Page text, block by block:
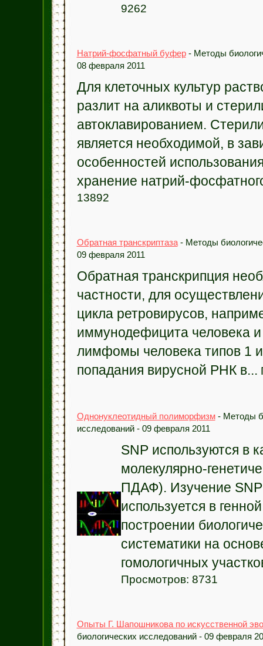
9262
Натрий-фосфатный буфер- Методы
08 февраля 2011
Для клеточных культур
разлит на аликвоты и
автоклавированием.
является необходимой, в
особенностей
хранение натрий-
13892
Обратная транскриптаза- Методы
09 февраля 2011
Обратная транскрипция
частности, для
цикла ретровирусов,
иммунодефицита человека и
лимфомы человека типов 1
попадания вирусной РНК в...
Однонуклеотидный полиморфизм- Методы
исследований - 09 февраля 2011
SNP используются в
молекулярно-
ПДАФ). Изучение
используется в
построении
систематики на
гомологичных
Просмотров: 8731
Опыты Г. Шапошникова по искусственной
биологических исследований - 09 февраля